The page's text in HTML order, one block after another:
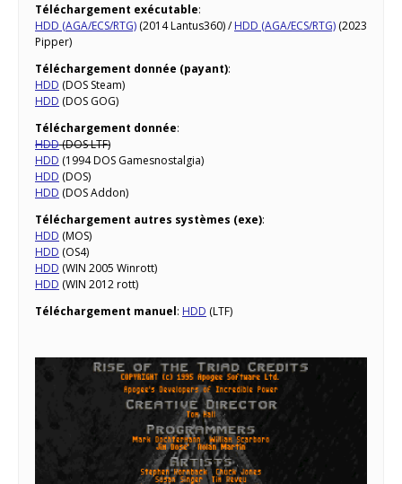
Téléchargement exécutable:
HDD (AGA/ECS/RTG) (2014 Lantus360) /HDD (AGA/ECS/RTG) (2023
Pipper)
Téléchargement donnée (payant):
HDD (DOS Steam)
HDD (DOS GOG)
Téléchargement donnée:
HDD(DOS LTF)
HDD (1994 DOS Gamesnostalgia)
HDD (DOS)
HDD (DOS Addon)
Téléchargement autres systèmes (exe):
HDD (MOS)
HDD (OS4)
HDD (WIN 2005 Winrott)
HDD (WIN 2012 rott)
Téléchargement manuel: HDD (LTF)